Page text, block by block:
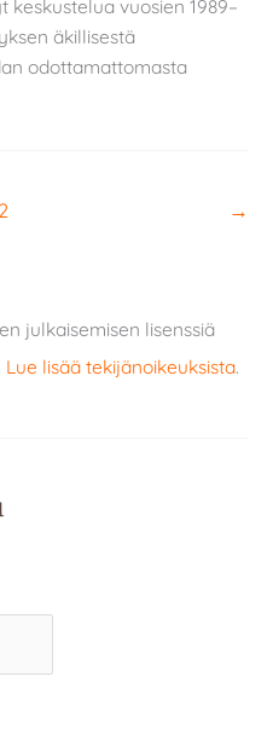
vuosien 1989–
äkillisestä
odottamattomasta
2 →
julkaisemisen lisenssiä
Lue lisää tekijänoikeuksista.